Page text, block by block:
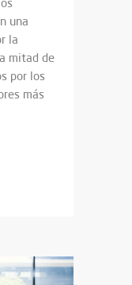
una
la
mitad de
por los
más